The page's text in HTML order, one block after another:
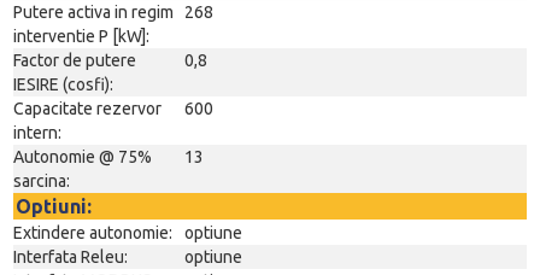
Putere activa in regim
interventie P [kW]:
268
Factor de putere
IESIRE (cosfi):
0,8
Capacitate rezervor
intern:
600
Autonomie @ 75%
sarcina:
13
Optiuni:
Extindere autonomie:
optiune
Interfata Releu:
optiune